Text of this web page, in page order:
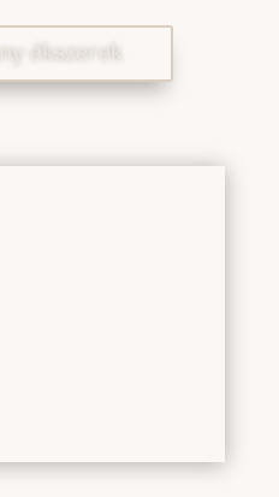
ékszerek